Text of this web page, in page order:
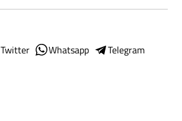
Twitter Whatsapp
Telegram